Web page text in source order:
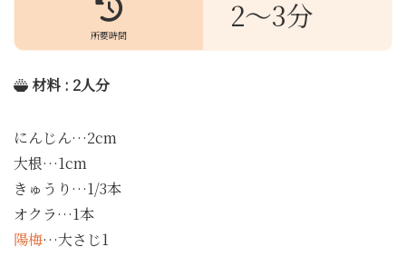
所要時間
2～3分
材料 : 2人分
にんじん…2cm
大根…1cm
きゅうり…1/3本
オクラ…1本
陽梅…大さじ1